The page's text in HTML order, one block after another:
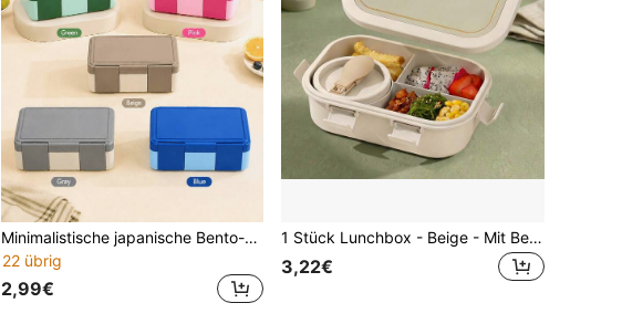
Minimalistische japanische Bento-Box, Kunststoffmaterial, mit sicherem Schnappverschluss, zweifarbiges Design, tragbare luftdichte Einzelportion-Lunchbox, geeignet für Arbeit, Schule oder Outdoor-Nutzung
22 übrig
2,99€
1 Stück Lunchbox - Beige - Mit Besteck, Mikrowellen-Bento-Box, Lunchbox für Erwachsene mit Suppenschüssel-Set, Lebensmittel-Aufbewahrungsbehälter mit Fächern, Lunch-Tasche
3,22€